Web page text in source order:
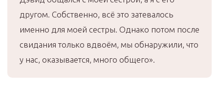
другом. Собственно, всё это затевалось
именно для моей сестры. Однако потом после
свидания только вдвоём, мы обнаружили, что
у нас, оказывается, много общего».